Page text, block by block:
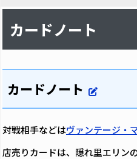
カードノート
カードノート
対戦相手などはヴァンテージ・
店売りカードは、隠れ里エリン